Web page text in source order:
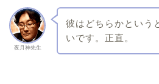
夜月神先生
彼はどちらかという
いです。正直。